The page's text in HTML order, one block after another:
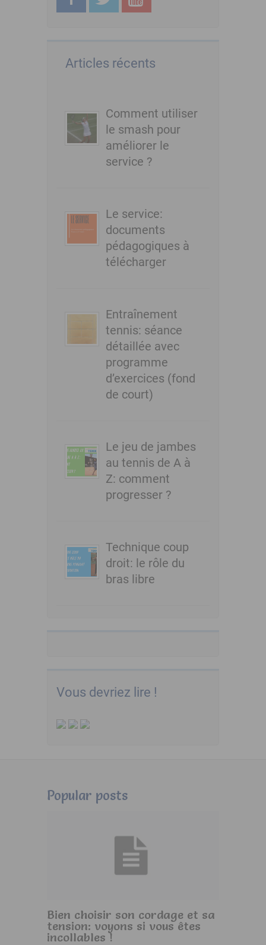
Articles récents
Comment utiliser
le smash pour
améliorer le
service ?
Le service:
documents
pédagogiques à
télécharger
Entraînement
tennis: séance
détaillée avec
programme
d’exercices (fond
de court)
Le jeu de jambes
au tennis de A à
Z: comment
progresser ?
Technique coup
droit: le rôle du
bras libre
Vous devriez lire !
Popular posts
Bien choisir son cordage et sa
tension: voyons si vous êtes
incollables !